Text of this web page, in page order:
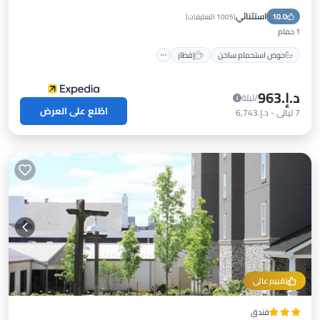
10.0 استثنائي(1005 التعليقات )
1 حمام
حوض استحمام ساخن
إفطار
موقف سيارات
د.إ.‏963
/ليلة
7ليالي- د.إ.‏6,743 اطّلع على العرض
تقييم عالي
فندق